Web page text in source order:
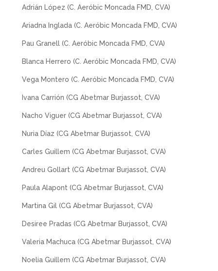
Adrián López (C. Aeróbic Moncada FMD, CVA)
Ariadna Inglada (C. Aeróbic Moncada FMD, CVA)
Pau Granell (C. Aeróbic Moncada FMD, CVA)
Blanca Herrero (C. Aeróbic Moncada FMD, CVA)
Vega Montero (C. Aeróbic Moncada FMD, CVA)
Ivana Carrión (CG Abetmar Burjassot, CVA)
Nacho Viguer (CG Abetmar Burjassot, CVA)
Nuria Díaz (CG Abetmar Burjassot, CVA)
Carles Guillem (CG Abetmar Burjassot, CVA)
Andreu Gollart (CG Abetmar Burjassot, CVA)
Paula Alapont (CG Abetmar Burjassot, CVA)
Martina Gil (CG Abetmar Burjassot, CVA)
Desiree Pradas (CG Abetmar Burjassot, CVA)
Valeria Machuca (CG Abetmar Burjassot, CVA)
Noelia Guillem (CG Abetmar Burjassot, CVA)